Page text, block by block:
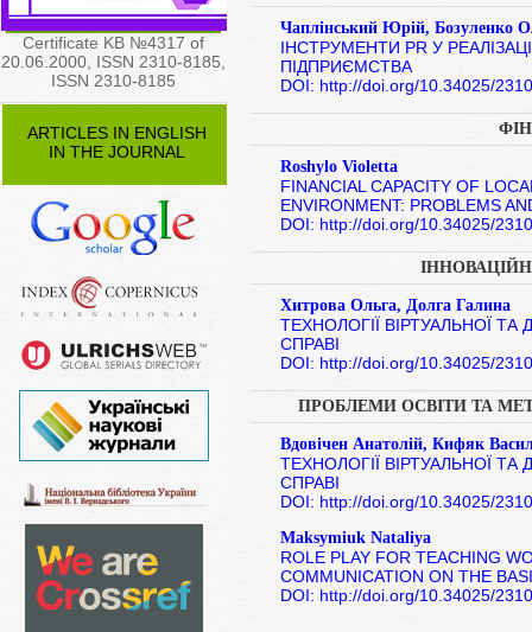
Certificate KB №4317 of
20.06.2000, ISSN 2310-8185,
ISSN 2310-8185
ARTICLES IN ENGLISH
IN THE JOURNAL
Чаплінський Юрій, Бозуленко
ІНСТРУМЕНТИ PR У
ПІДПРИЄМСТВА
DOI: http://doi.org/10.34025/
Roshylo Violetta
FINANCIAL CAPACITY OF
ENVIRONMENT: PROBLEMS
DOI: http://doi.org/10.34025/
Хитрова Ольга, Долга Галина
ТЕХНОЛОГІЇ ВІРТУАЛЬНОЇ
СПРАВІ
DOI: http://doi.org/10.34025/
ПРОБЛЕМИ ОСВІТИ ТА
Вдовічен Анатолій, Кифяк
ТЕХНОЛОГІЇ ВІРТУАЛЬНОЇ
СПРАВІ
DOI: http://doi.org/10.34025/
Maksymiuk Nataliya
ROLE PLAY FOR TEACHING
COMMUNICATION ON THE
DOI: http://doi.org/10.34025/